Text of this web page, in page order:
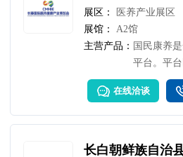
展区：
医养产业展区
展馆：
A2馆
主营产品： 国民康养
平台。平
民”为核心
术与大健
龄段用户
在线洽谈
长白朝鲜族自治